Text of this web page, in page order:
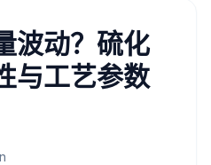
波动？硫化
与工艺参数